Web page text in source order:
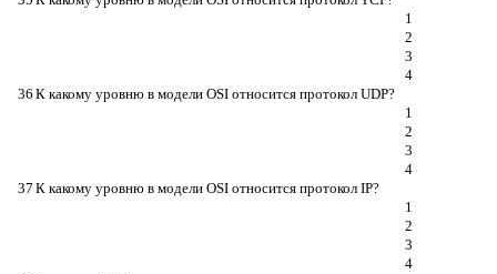
1
2
3
4
36 К какому уровню в модели OSI относится протокол UDP?
1
2
3
4
37 К какому уровню в модели OSI относится протокол IP?
1
2
3
4